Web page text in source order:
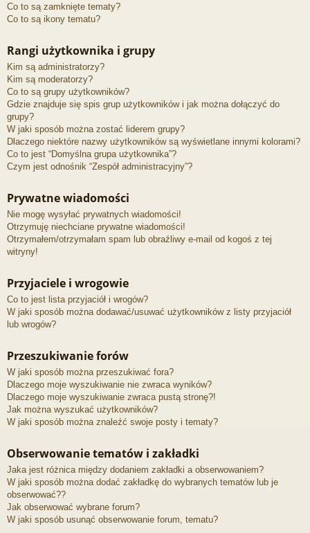
Co to są zamknięte tematy?
Co to są ikony tematu?
Rangi użytkownika i grupy
Kim są administratorzy?
Kim są moderatorzy?
Co to są grupy użytkowników?
Gdzie znajduje się spis grup użytkowników i jak można dołączyć do
grupy?
W jaki sposób można zostać liderem grupy?
Dlaczego niektóre nazwy użytkowników są wyświetlane innymi kolorami?
Co to jest “Domyślna grupa użytkownika”?
Czym jest odnośnik “Zespół administracyjny”?
Prywatne wiadomości
Nie mogę wysyłać prywatnych wiadomości!
Otrzymuję niechciane prywatne wiadomości!
Otrzymałem/otrzymałam spam lub obraźliwy e-mail od kogoś z tej
witryny!
Przyjaciele i wrogowie
Co to jest lista przyjaciół i wrogów?
W jaki sposób można dodawać/usuwać użytkowników z listy przyjaciół
lub wrogów?
Przeszukiwanie forów
W jaki sposób można przeszukiwać fora?
Dlaczego moje wyszukiwanie nie zwraca wyników?
Dlaczego moje wyszukiwanie zwraca pustą stronę?!
Jak można wyszukać użytkowników?
W jaki sposób można znaleźć swoje posty i tematy?
Obserwowanie tematów i zakładki
Jaka jest różnica między dodaniem zakładki a obserwowaniem?
W jaki sposób można dodać zakładkę do wybranych tematów lub je
obserwować??
Jak obserwować wybrane forum?
W jaki sposób usunąć obserwowanie forum, tematu?